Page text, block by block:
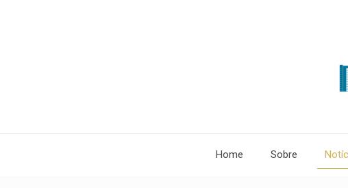
Home Sobre